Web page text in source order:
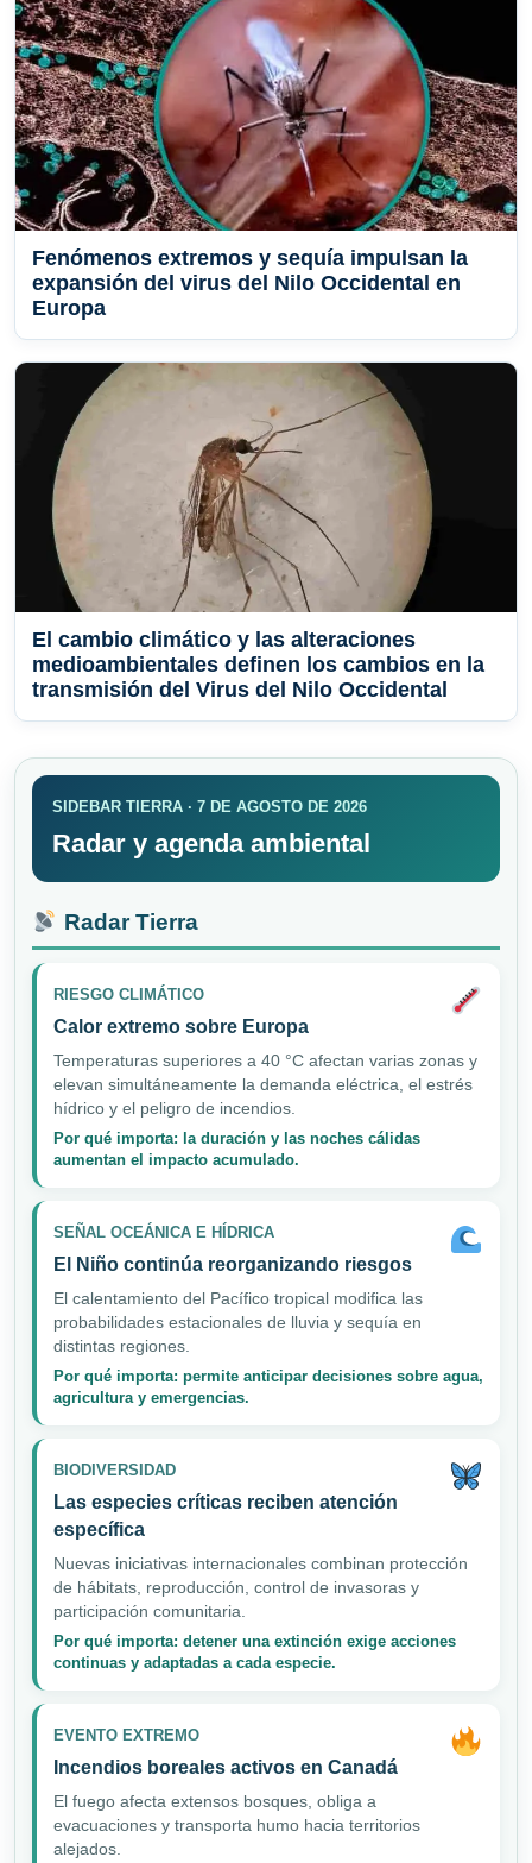
Fenómenos extremos y sequía impulsan la
expansión del virus del Nilo Occidental en
Europa
El cambio climático y las alteraciones
medioambientales definen los cambios en la
transmisión del Virus del Nilo Occidental
SIDEBAR TIERRA · 7 DE AGOSTO DE 2026
Radar y agenda ambiental
Radar Tierra
RIESGO CLIMÁTICO
Calor extremo sobre Europa
Temperaturas superiores a 40 °C afectan varias zonas y
elevan simultáneamente la demanda eléctrica, el estrés
hídrico y el peligro de incendios.
Por qué importa: la duración y las noches cálidas
aumentan el impacto acumulado.
SEÑAL OCEÁNICA E HÍDRICA
El Niño continúa reorganizando riesgos
El calentamiento del Pacífico tropical modifica las
probabilidades estacionales de lluvia y sequía en
distintas regiones.
Por qué importa: permite anticipar decisiones sobre agua,
agricultura y emergencias.
BIODIVERSIDAD
Las especies críticas reciben atención
específica
Nuevas iniciativas internacionales combinan protección
de hábitats, reproducción, control de invasoras y
participación comunitaria.
Por qué importa: detener una extinción exige acciones
continuas y adaptadas a cada especie.
EVENTO EXTREMO
Incendios boreales activos en Canadá
El fuego afecta extensos bosques, obliga a
evacuaciones y transporta humo hacia territorios
alejados.